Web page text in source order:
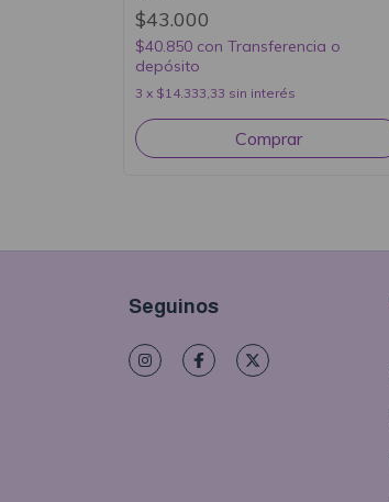
$43.000
$40.850 con Transferencia o
depósito
3 x $14.333,33 sin interés
Seguinos